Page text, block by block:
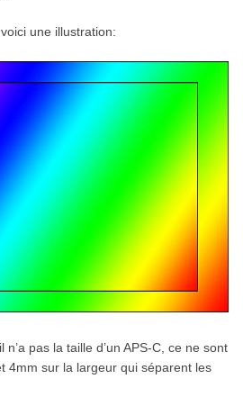
une illustration:
n’a pas la taille d’un APS-C, ce ne sont
4mm sur la largeur qui séparent les